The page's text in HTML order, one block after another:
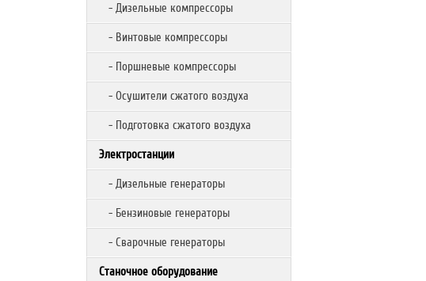
- Дизельные компрессоры
- Винтовые компрессоры
- Поршневые компрессоры
- Осушители сжатого воздуха
- Подготовка сжатого воздуха
Электростанции
- Дизельные генераторы
- Бензиновые генераторы
- Сварочные генераторы
Станочное оборудование